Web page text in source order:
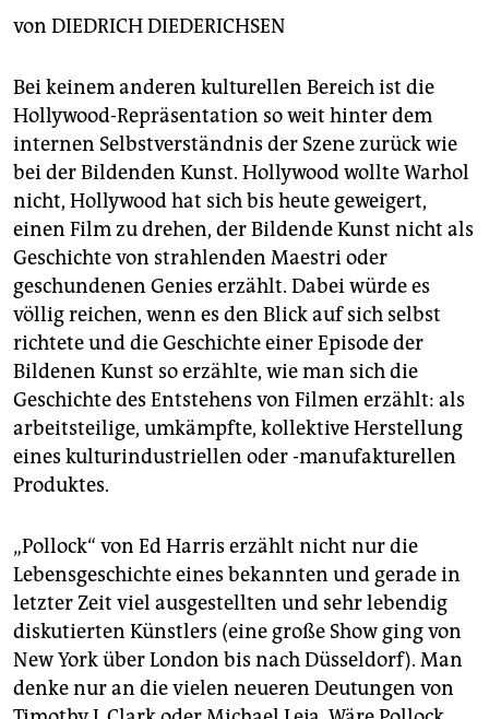
berlin
wahrheit
verlag
verlag
veranstaltungen
shop
fragen & hilfe
unterstützen
abo
genossenschaft
von DIEDRICH DIEDERICHSEN
Bei keinem anderen kulturellen Bereich ist die
Hollywood-Repräsentation so weit hinter dem
internen Selbstverständnis der Szene zurück wie
bei der Bildenden Kunst. Hollywood wollte Warhol
nicht, Hollywood hat sich bis heute geweigert,
einen Film zu drehen, der Bildende Kunst nicht als
Geschichte von strahlenden Maestri oder
geschundenen Genies erzählt. Dabei würde es
völlig reichen, wenn es den Blick auf sich selbst
richtete und die Geschichte einer Episode der
Bildenen Kunst so erzählte, wie man sich die
Geschichte des Entstehens von Filmen erzählt: als
arbeitsteilige, umkämpfte, kollektive Herstellung
eines kulturindustriellen oder -manufakturellen
Produktes.
„Pollock“ von Ed Harris erzählt nicht nur die
Lebensgeschichte eines bekannten und gerade in
letzter Zeit viel ausgestellten und sehr lebendig
diskutierten Künstlers (eine große Show ging von
New York über London bis nach Düsseldorf). Man
denke nur an die vielen neueren Deutungen von